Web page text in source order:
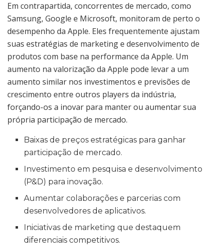
Em contrapartida, concorrentes de mercado, como
Samsung, Google e Microsoft, monitoram de perto o
desempenho da Apple. Eles frequentemente ajustam
suas estratégias de marketing e desenvolvimento de
produtos com base na performance da Apple. Um
aumento na valorização da Apple pode levar a um
aumento similar nos investimentos e previsões de
crescimento entre outros players da indústria,
forçando-os a inovar para manter ou aumentar sua
própria participação de mercado.
Baixas de preços estratégicas para ganhar
participação de mercado.
Investimento em pesquisa e desenvolvimento
(P&D) para inovação.
Aumentar colaborações e parcerias com
desenvolvedores de aplicativos.
Iniciativas de marketing que destaquem
diferenciais competitivos.